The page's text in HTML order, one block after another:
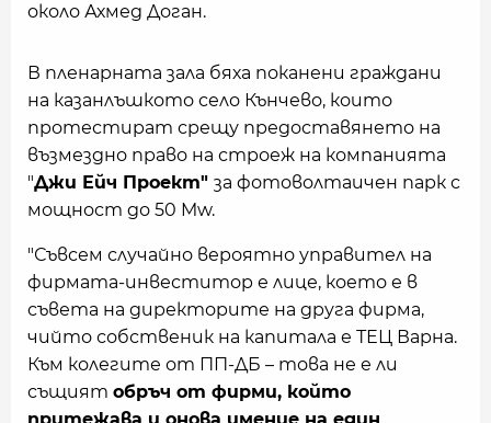
около Ахмед Доган.
В пленарната зала бяха поканени граждани
на казанлъшкото село Кънчево, които
протестират срещу предоставянето на
възмездно право на строеж на компанията
"Джи Ейч Проект" за фотоволтаичен парк с
мощност до 50 Mw.
"Съвсем случайно вероятно управител на
фирмата-инвеститор е лице, което е в
съвета на директорите на друга фирма,
чийто собственик на капитала е ТЕЦ Варна.
Към колегите от ПП-ДБ – това не е ли
същият обръч от фирми, който